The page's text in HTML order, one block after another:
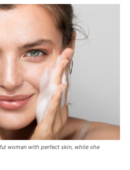
woman with perfect skin, while she